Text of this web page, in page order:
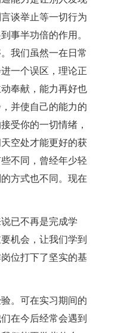
谈举止等一切行为
事半功倍的作用。
我们虽然一在日常
一个误区，理论正
奉献，能力再好也
并使自己的能力的
受你的一切情绪，
空处才能更好的获
不同，曾经年少轻
方式也不同。现在
已不再是完成学
机会，让我们学到
位打下了坚实的基
。可在实习期间的
在今后经常会遇到